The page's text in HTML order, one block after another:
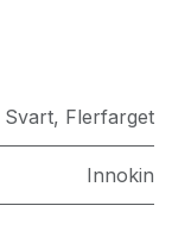
Svart, Flerfarget
Innokin